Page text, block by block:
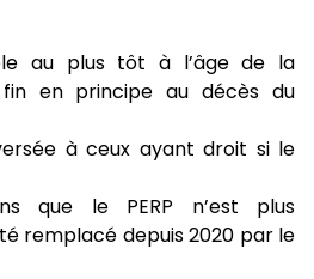
au plus tôt à l’âge de la
en principe au décès du
à ceux ayant droit si le
que le PERP n’est plus
remplacé depuis 2020 par le